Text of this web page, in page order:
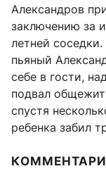
Александров
заключению за
летней
пьяный
себе в гости,
подвал
спустя
ребенка забил